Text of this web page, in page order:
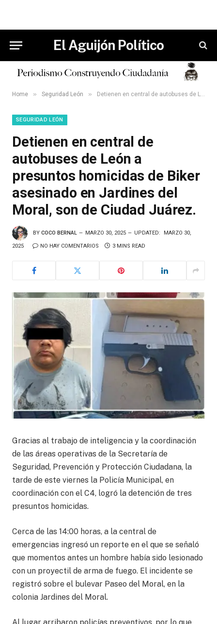
El Aguijón Político
Home » Seguridad León » Detienen en central de autobuses de León a presuntos homicidas de Biker asesinado en Jardines del Moral, son de Ciudad Juárez.
SEGURIDAD LEÓN
Detienen en central de
autobuses de León a
presuntos homicidas de Biker
asesinado en Jardines del
Moral, son de Ciudad Juárez.
BY COCO BERNAL MARZO 30, 2025 UPDATED: MARZO 30,
2025 NO HAY COMENTARIOS 3 MINS READ
Gracias al trabajo de inteligencia y la coordinación
de las áreas operativas de la Secretaría de
Seguridad, Prevención y Protección Ciudadana, la
tarde de este viernes la Policía Municipal, en
coordinación con el C4, logró la detención de tres
presuntos homicidas.
Cerca de las 14:00 horas, a la central de
emergencias ingresó un reporte en el que se señaló
que momentos antes un hombre había sido lesionado
con un proyectil de arma de fuego. El incidente se
registró sobre el bulevar Paseo del Moral, en la
colonia Jardines del Moral.
Al lugar arribaron policías preventivos, por lo que